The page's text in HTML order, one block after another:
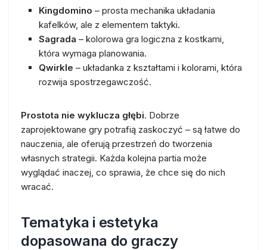
Kingdomino – prosta mechanika układania
kafelków, ale z elementem taktyki.
Sagrada – kolorowa gra logiczna z kostkami,
która wymaga planowania.
Qwirkle – układanka z kształtami i kolorami, która
rozwija spostrzegawczość.
Prostota nie wyklucza głębi. Dobrze
zaprojektowane gry potrafią zaskoczyć – są łatwe do
nauczenia, ale oferują przestrzeń do tworzenia
własnych strategii. Każda kolejna partia może
wyglądać inaczej, co sprawia, że chce się do nich
wracać.
Tematyka i estetyka
dopasowana do graczy